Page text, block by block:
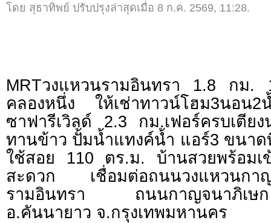
โดย สุธาทิพย์ ปรับปรุงล่าสุดเมื่อ 8 ก.ค. 2569, 11:28.
MRTวงแหวนรามอินทรา 1.8 กม.
คลองหนึ่ง ให้เช่าทาวน์โฮม3นอ
ซาฟารีเวิลด์ 2.3 กม.เฟอร์ครบเตีย
ทานข้าว ปั้มน้ำแทงค์น้ำ แอร์3 ขนา
ใช้สอย 110 ตร.ม. บ้านสวยพร้อมเ
สะดวก เชื่อมต่อถนนวงแหวนกาญ
รามอินทรา ถนนกาญจนาภิเ
อ.คันนายาว จ.กรุงเทพมหานคร